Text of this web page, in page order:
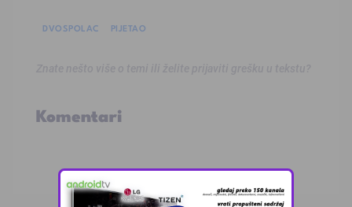
DVOSPOLAC PIJETAO
Komentari